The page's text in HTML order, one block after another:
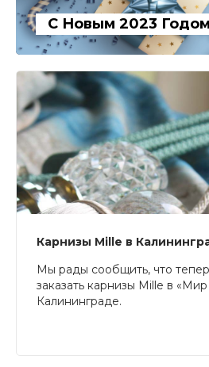
С Новым 2023
Карнизы Mille в
Мы рады сообщить, что
заказать карнизы Mille в
Калининграде.